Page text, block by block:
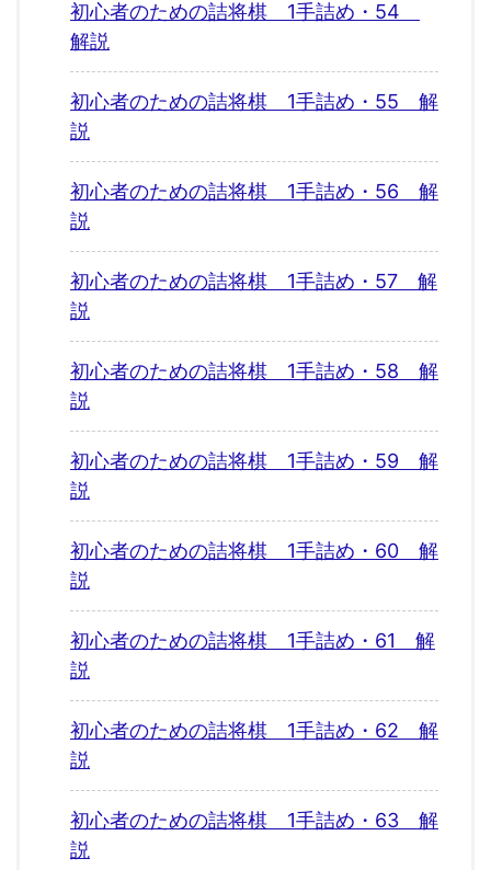
初心者のための詰将棋 1手詰め・54
解説
初心者のための詰将棋 1手詰め・55 解
説
初心者のための詰将棋 1手詰め・56 解
説
初心者のための詰将棋 1手詰め・57 解
説
初心者のための詰将棋 1手詰め・58 解
説
初心者のための詰将棋 1手詰め・59 解
説
初心者のための詰将棋 1手詰め・60 解
説
初心者のための詰将棋 1手詰め・61 解
説
初心者のための詰将棋 1手詰め・62 解
説
初心者のための詰将棋 1手詰め・63 解
説